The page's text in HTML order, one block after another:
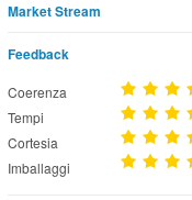
Market Stream
Feedback
Coerenza
Tempi
Cortesia
Imballaggi